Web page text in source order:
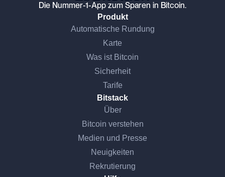
Die Nummer-1-App zum Sparen in Bitcoin.
Produkt
Automatische Rundung
Karte
Was ist Bitcoin
Sicherheit
Tarife
Bitstack
Über
Bitcoin verstehen
Medien und Presse
Neuigkeiten
Rekrutierung